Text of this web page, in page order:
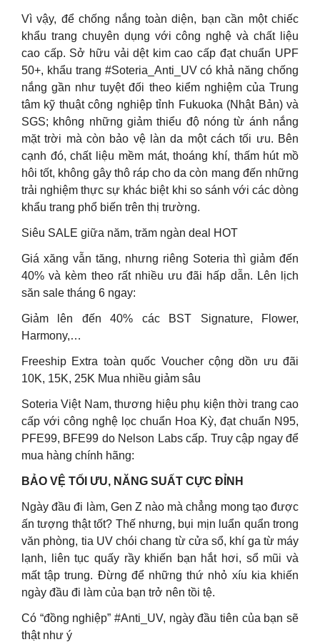
Vì vậy, để chống nắng toàn diện, bạn cần một chiếc
khẩu trang chuyên dụng với công nghệ và chất liệu
cao cấp. Sở hữu vải dệt kim cao cấp đạt chuẩn UPF
50+, khẩu trang #Soteria_Anti_UV có khả năng chống
nắng gần như tuyệt đối theo kiểm nghiệm của Trung
tâm kỹ thuật công nghiệp tỉnh Fukuoka (Nhật Bản) và
SGS; không những giảm thiểu độ nóng từ ánh nắng
mặt trời mà còn bảo vệ làn da một cách tối ưu. Bên
cạnh đó, chất liệu mềm mát, thoáng khí, thấm hút mồ
hôi tốt, không gây thô ráp cho da còn mang đến những
trải nghiệm thực sự khác biệt khi so sánh với các dòng
khẩu trang phổ biến trên thị trường.
Siêu SALE giữa năm, trăm ngàn deal HOT
Giá xăng vẫn tăng, nhưng riêng Soteria thì giảm đến
40% và kèm theo rất nhiều ưu đãi hấp dẫn. Lên lịch
săn sale tháng 6 ngay:
Giảm lên đến 40% các BST Signature, Flower,
Harmony,…
Freeship Extra toàn quốc Voucher cộng dồn ưu đãi
10K, 15K, 25K Mua nhiều giảm sâu
Soteria Việt Nam, thương hiệu phụ kiện thời trang cao
cấp với công nghệ lọc chuẩn Hoa Kỳ, đạt chuẩn N95,
PFE99, BFE99 do Nelson Labs cấp. Truy cập ngay để
mua hàng chính hãng:
BẢO VỆ TỐI ƯU, NĂNG SUẤT CỰC ĐỈNH
Ngày đầu đi làm, Gen Z nào mà chẳng mong tạo được
ấn tượng thật tốt? Thế nhưng, bụi mịn luẩn quẩn trong
văn phòng, tia UV chói chang từ cửa sổ, khí ga từ máy
lạnh, liên tục quấy rầy khiến bạn hắt hơi, sổ mũi và
mất tập trung. Đừng để những thứ nhỏ xíu kia khiến
ngày đầu đi làm của bạn trở nên tồi tệ.
Có “đồng nghiệp” #Anti_UV, ngày đầu tiên của bạn sẽ
thật như ý